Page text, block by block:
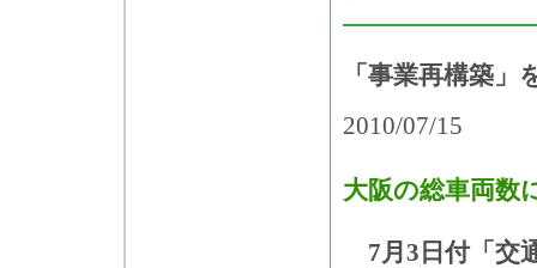
「事業再構築
2010/07/15
大阪の総車両数
7月3日付「交